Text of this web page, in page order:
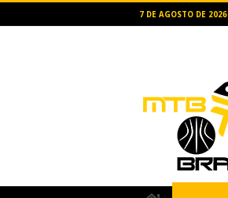
7 DE AGOSTO DE 2026